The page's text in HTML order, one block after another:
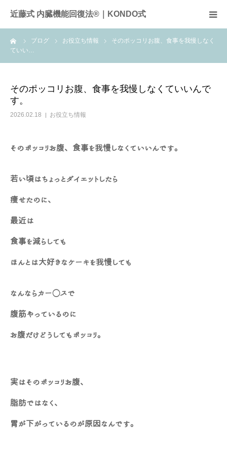
近藤式 内臓機能回復法®｜KONDO式
ブログ お役立ち情報
そのポッコリお腹、食事を我慢しなく
ていい…
そのポッコリお腹、食事を我慢しなくていいんで
す。
2026.02.18 お役立ち情報
そのポッコリお腹、食事を我慢しなくていいんです。
若い頃はちょっとダイエットしたら
痩せたのに、
最近は
食事を減らしても
ほんとは大好きなケーキを我慢しても
なんならカー○スで
腹筋やっているのに
お腹だけどうしてもポッコリ。
実はそのポッコリお腹、
脂肪ではなく、
胃が下がっているのが原因なんです。
近藤式内臓機能回復法とは